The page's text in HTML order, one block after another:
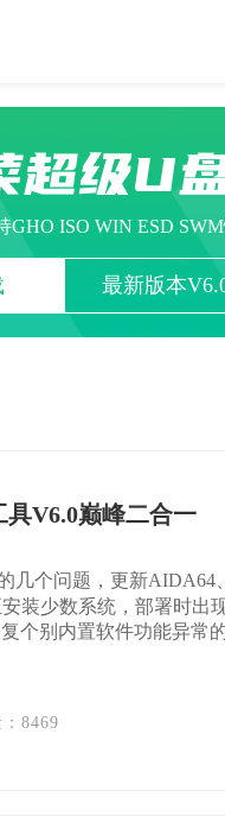
超级U
GHO ISO WIN ESD
最新版本
V6.0巅峰二合一
几个问题，更新AIDA64
装少数系统，部署时出
个别内置软件功能异常
：8469